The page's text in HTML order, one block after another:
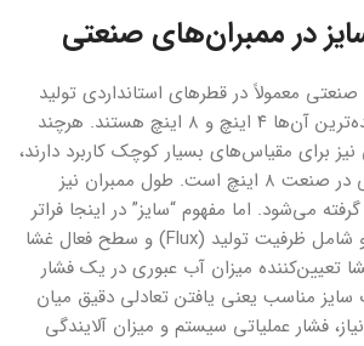
در ممبران‌های صنعتی
معمولاً در قطرهای استانداردی تولید
می‌شوند که شناخته‌شده‌ترین آن‌ها ۴ اینچ و ۸ اینچ هستند. هرچند
۲.۵ اینچی نیز برای مقیاس‌های بسیار کوچک کاربرد دارند،
اما استانداردهای اصلی در صنعت ۸ اینچ است. طول ممبران نیز
در نظر گرفته می‌شود. اما مفهوم “سایز” در اینجا فراتر
از ابعاد فیزیکی است و شامل ظرفیت تولید (Flux) و سطح فعال غشا
میزان آب عبوری در یک فشار
مناسب یعنی یافتن تعادلی دقیق میان
فشار عملیاتی سیستم و میزان آلایندگی